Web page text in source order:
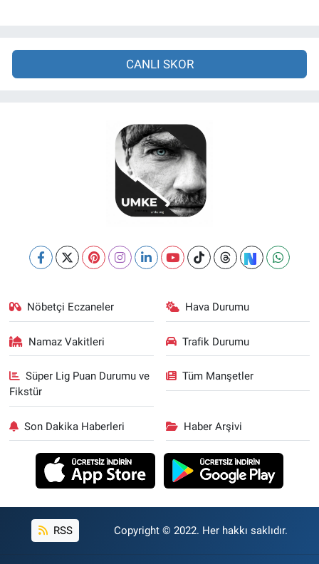
CANLI SKOR
Nöbetçi Eczaneler Hava Durumu
Namaz Vakitleri Trafik Durumu
Süper Lig Puan Durumu ve
Fikstür
Tüm Manşetler
Son Dakika Haberleri Haber Arşivi
RSS Copyright © 2022. Her hakkı saklıdır.